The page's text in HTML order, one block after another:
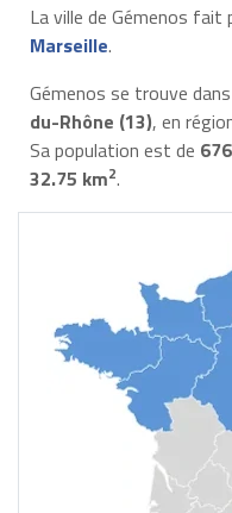
La ville de Gémenos fait
Marseille.
Gémenos se trouve
du-Rhône (13), en
Sa population est de
32.75 km2.